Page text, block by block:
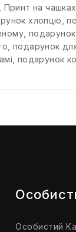
Принт на чашках
хлопцю ,
подарунок
,подарунок
подарунок
Особистий